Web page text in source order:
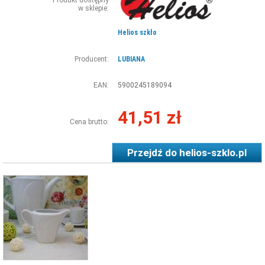
w sklepie:
Helios szkło
Producent: LUBIANA
EAN: 5900245189094
Cena brutto: 41,51 zł
Przejdź dohelios-szklo.pl